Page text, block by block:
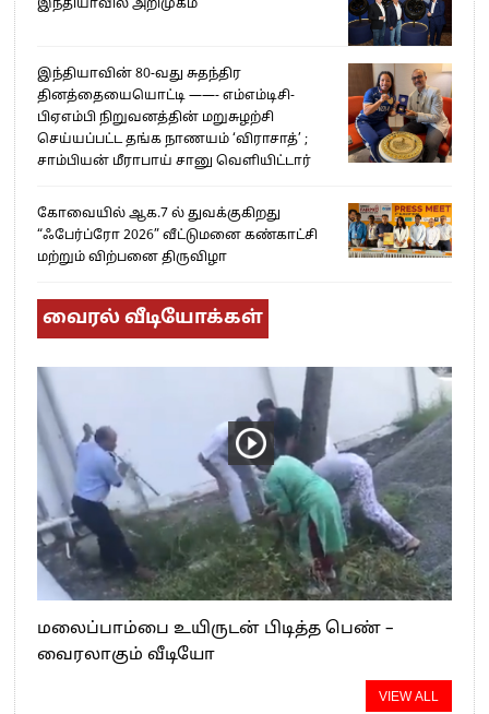
இந்தியாவில் அறிமுகம்
இந்தியாவின் 80-வது சுதந்திர
தினத்தையையொட்டி ——- எம்எம்டிசி-
பிஏஎம்பி நிறுவனத்தின் மறுசுழற்சி
செய்யப்பட்ட தங்க நாணயம் ‘விராசாத்’ ;
சாம்பியன் மீராபாய் சானு வெளியிட்டார்
கோவையில் ஆக.7 ல் துவக்குகிறது
“ஃபேர்ப்ரோ 2026” வீட்டுமனை கண்காட்சி
மற்றும் விற்பனை திருவிழா
வைரல் வீடியோக்கள்
மலைப்பாம்பை உயிருடன் பிடித்த பெண் –
வைரலாகும் வீடியோ
VIEW ALL